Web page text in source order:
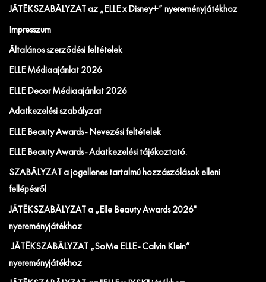
JÁTÉKSZABÁLYZAT az „ELLE x Disney+” nyereményjátékhoz
Impresszum
Általános szerződési feltételek
ELLE Médiaajánlat 2026
ELLE Decor Médiaajánlat 2026
Adatkezelési szabályzat
ELLE Beauty Awards - Nevezési feltételek
ELLE Beauty Awards - Adatkezelési tájékoztató.
SZABÁLYZAT a jogellenes tartalmú hozzászólások elleni
fellépésről
JÁTÉKSZABÁLYZAT a „Elle Beauty Awards 2026"
nyereményjátékhoz
JÁTÉKSZABÁLYZAT „SoMe ELLE - Calvin Klein”
nyereményjátékhoz